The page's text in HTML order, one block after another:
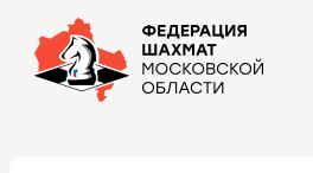
Перейти
содержимому